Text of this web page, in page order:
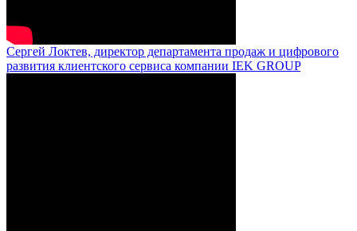
Сергей Локтев, директор департамента продаж и цифрового
развития клиентского сервиса компании IEK GROUP